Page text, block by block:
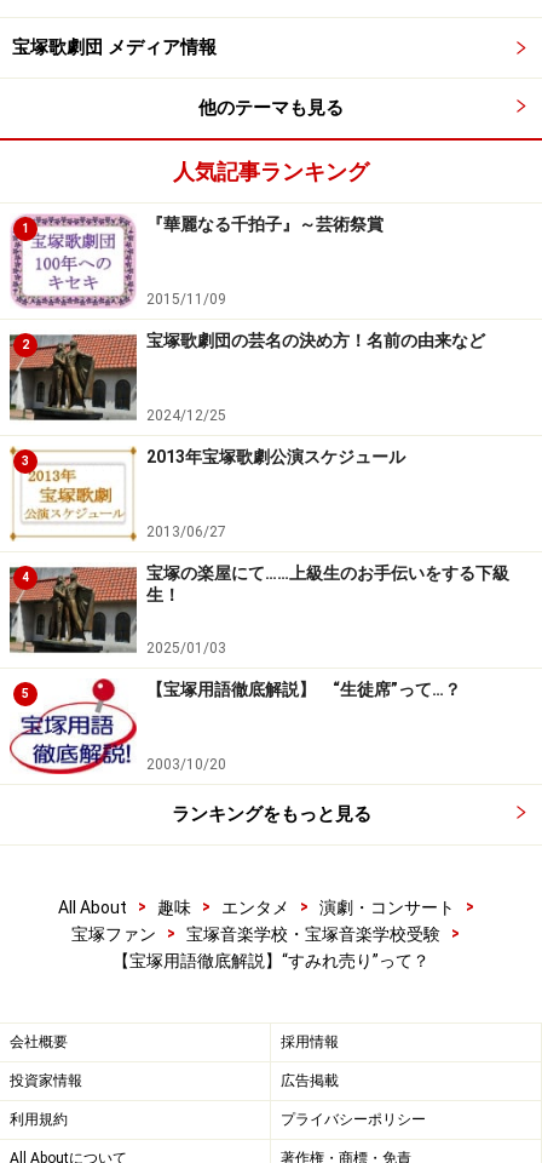
宝塚音楽学校
宝塚の『緑の袴』……“正装”であり“盛装”
化粧前って何？ これが宝塚、タカラジェンヌの化粧
【宝塚用語徹底解説】“大休憩・小休憩”とは
宝塚のお稽古スカート……稽古時は動きやすいものを
使う！
※記事内容は執筆時点のものです。最新の内容をご確認くださ
い。
【編集部おすすめの購入サイト】
Amazonで宝塚の DVD をチェック！
楽天市場で宝塚の CD・DVD をチェック！
宝塚歌劇団 メディア情報
他のテーマも見る
人気記事ランキング
1 『華麗なる千拍子』～芸術祭賞
2015/11/09
2 宝塚歌劇団の芸名の決め方！名前の由来など
2024/12/25
3 2013年宝塚歌劇公演スケジュール
2013/06/27
4
宝塚の楽屋にて……上級生のお手伝いをする下級
生！
2025/01/03
5 【宝塚用語徹底解説】 “生徒席”って…？
2003/10/20
ランキングをもっと見る
All About > 趣味 > エンタメ > 演劇・コンサート
>
宝塚ファン
> 宝塚音楽学校・宝塚音楽学校受験
>
【宝塚用語徹底解説】“すみれ売り”って？
会社概要 採用情報
投資家情報 広告掲載
利用規約 プライバシーポリシー
All Aboutについて 著作権・商標・免責